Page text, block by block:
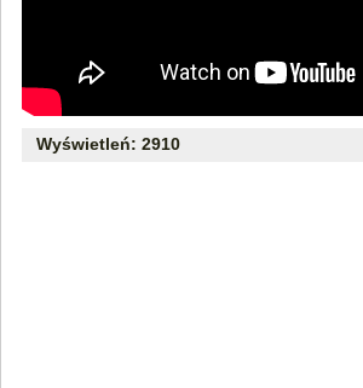
Wyświetleń: 2910